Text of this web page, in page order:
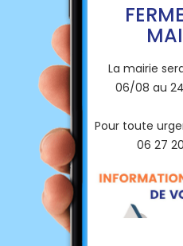
La mairie
06/08 au
Pour toute
06 27